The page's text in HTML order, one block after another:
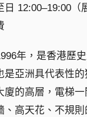
日 12:00–19:00（
年，是香港歷
是亞洲具代表性
廈的高層，電梯
高天花、不規則